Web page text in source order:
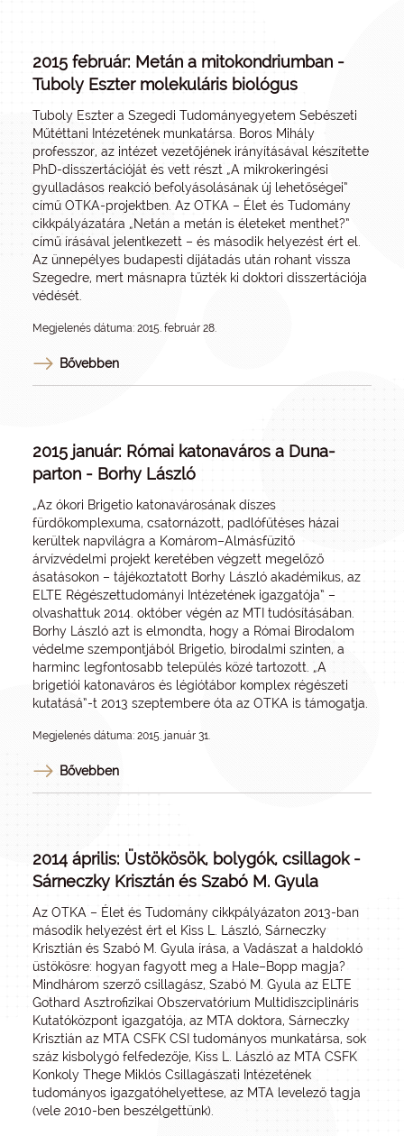
2015 február: Metán a mitokondriumban -
Tuboly Eszter molekuláris biológus
Tuboly Eszter a Szegedi Tudományegyetem Sebészeti
Műtéttani Intézetének munkatársa. Boros Mihály
professzor, az intézet vezetőjének irányításával készítette
PhD-disszertációját és vett részt „A mikrokeringési
gyulladásos reakció befolyásolásának új lehetőségei”
című OTKA-projektben. Az OTKA – Élet és Tudomány
cikkpályázatára „Netán a metán is életeket menthet?”
című írásával jelentkezett – és második helyezést ért el.
Az ünnepélyes budapesti díjátadás után rohant vissza
Szegedre, mert másnapra tűzték ki doktori disszertációja
védését.
Megjelenés dátuma: 2015. február 28.
Bővebben
2015 január: Római katonaváros a Duna-
parton - Borhy László
„Az ókori Brigetio katonavárosának díszes
fürdőkomplexuma, csatornázott, padlófűtéses házai
kerültek napvilágra a Komárom–Almásfüzitő
árvízvédelmi projekt keretében végzett megelőző
ásatásokon – tájékoztatott Borhy László akadémikus, az
ELTE Régészettudományi Intézetének igazgatója” –
olvashattuk 2014. október végén az MTI tudósításában.
Borhy László azt is elmondta, hogy a Római Birodalom
védelme szempontjából Brigetio, birodalmi szinten, a
harminc legfontosabb település közé tartozott. „A
brigetiói katonaváros és légiótábor komplex régészeti
kutatásá”-t 2013 szeptembere óta az OTKA is támogatja.
Megjelenés dátuma: 2015. január 31.
Bővebben
2014 április: Üstökösök, bolygók, csillagok -
Sárneczky Krisztán és Szabó M. Gyula
Az OTKA – Élet és Tudomány cikkpályázaton 2013-ban
második helyezést ért el Kiss L. László, Sárneczky
Krisztián és Szabó M. Gyula írása, a Vadászat a haldokló
üstökösre: hogyan fagyott meg a Hale–Bopp magja?
Mindhárom szerző csillagász, Szabó M. Gyula az ELTE
Gothard Asztrofizikai Obszervatórium Multidiszciplináris
Kutatóközpont igazgatója, az MTA doktora, Sárneczky
Krisztián az MTA CSFK CSI tudományos munkatársa, sok
száz kisbolygó felfedezője, Kiss L. László az MTA CSFK
Konkoly Thege Miklós Csillagászati Intézetének
tudományos igazgatóhelyettese, az MTA levelező tagja
(vele 2010-ben beszélgettünk).